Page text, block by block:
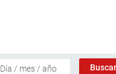
Día / mes / año